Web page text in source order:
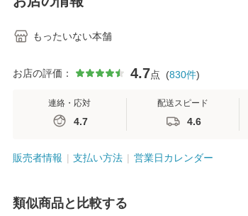
もったいない本舗
お店の評価： 4.7点 (830件)
連絡・応対
4.7
配送スピード
4.6
販売者情報 支払い方法 営業日カレンダー
類似商品と比較する